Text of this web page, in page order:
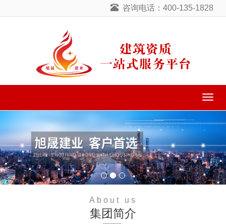
咨询电话：400-135-1828
导
About us
集团简介